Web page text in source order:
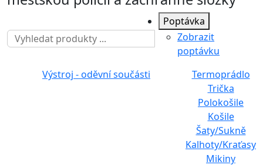
Poptávka
Zobrazit
poptávku
Výstroj - oděvní součásti
Termoprádlo
Trička
Polokošile
Košile
Šaty/Sukně
Kalhoty/Kraťasy
Mikiny